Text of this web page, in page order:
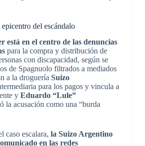
del escándalo
está en el centro de las denuncias
para la compra y distribución de
con discapacidad, según se
de Spagnuolo filtrados a mediados
a la droguería Suizo
para los pagos y vincula a
y Eduardo “Lule”
la acusación como una “burda
caso escalara, la Suizo Argentino
en las redes